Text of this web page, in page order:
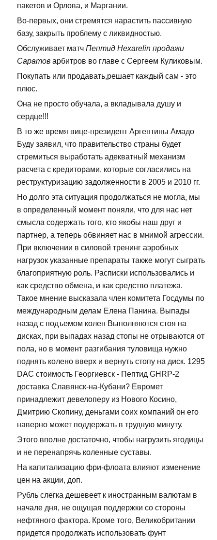
пакетов и Орлова, и Маргании.
Во-первых, они стремятся нарастить пассивную
базу, закрыть проблему с ликвидностью.
Обслуживает матч Пептид Hexarelin продажи
Саратов арбитров во главе с Сергеем Куликовым.
Покупать или продавать,решает каждый сам - это
плюс.
Она не просто обучала, а вкладывала душу и
сердце!!!
В то же время вице-президент Аргентины Амадо
Буду заявил, что правительство страны будет
стремиться выработать адекватный механизм
расчета с кредиторами, которые согласились на
реструктуризацию задолженности в 2005 и 2010 гг.
Но долго эта ситуация продолжаться не могла, мы
в определенный момент поняли, что для нас нет
смысла содержать того, кто якобы наш друг и
партнер, а теперь обвиняет нас в мнимой агрессии.
При включении в силовой тренинг аэробных
нагрузок указанные препараты также могут сыграть
благоприятную роль. Расписки использовались и
как средство обмена, и как средство платежа.
Такое мнение высказала член комитета Госдумы по
международным делам Елена Панина. Выпады
назад с подъемом колен Выполняются стоя на
дисках, при выпадах назад стопы не отрываются от
пола, но в момент разгибания туловища нужно
поднять колено вверх и вернуть стопу на диск. 1295
DAC стоимость Георгиевск - Пептид GHRP-2
доставка Славянск-на-Кубани? Евромет
принадлежит девелоперу из Нового Косино,
Дмитрию Скопину, деньгами соих компаний он его
наверно может поддержать в трудную минуту.
Этого вполне достаточно, чтобы нагрузить ягодицы
и не перенапрячь коленные суставы.
На капитализацию фри-флоата влияют изменение
цен на акции, доп.
Рубль слегка дешевеет к иностранным валютам в
начале дня, не ощущая поддержки со стороны
нефтяного фактора. Кроме того, Великобритании
придется продолжать использовать фунт